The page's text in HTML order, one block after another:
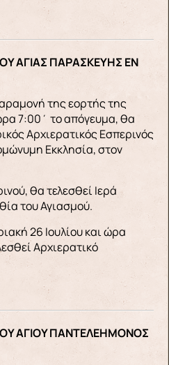
ΑΓΙΑΣ ΠΑΡΑΣΚΕΥΗΣ ΕΝ
της εορτής της
7:00΄ το απόγευμα, θα
Αρχιερατικός Εσπερινός
Εκκλησία, στον
θα τελεσθεί Ιερά
του Αγιασμού.
26 Ιουλίου και ώρα
Αρχιερατικό
ΑΓΙΟΥ ΠΑΝΤΕΛΕΗΜΟΝΟΣ